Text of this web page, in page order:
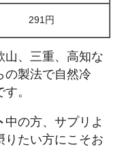
291円
山、三重、高知な
の製法で自然冷
。
中の方、サプリよ
りたい方にこそお